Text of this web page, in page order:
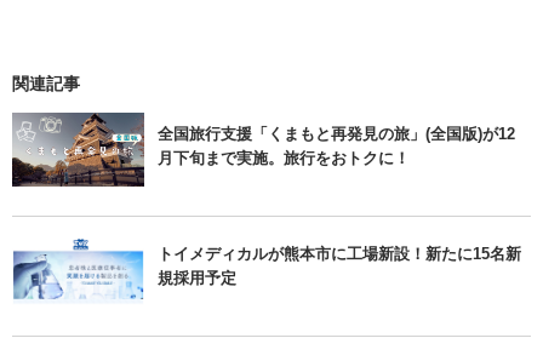
関連記事
全国旅行支援「くまもと再発見の旅」(全国版)が12
月下旬まで実施。旅行をおトクに！
トイメディカルが熊本市に工場新設！新たに15名新
規採用予定